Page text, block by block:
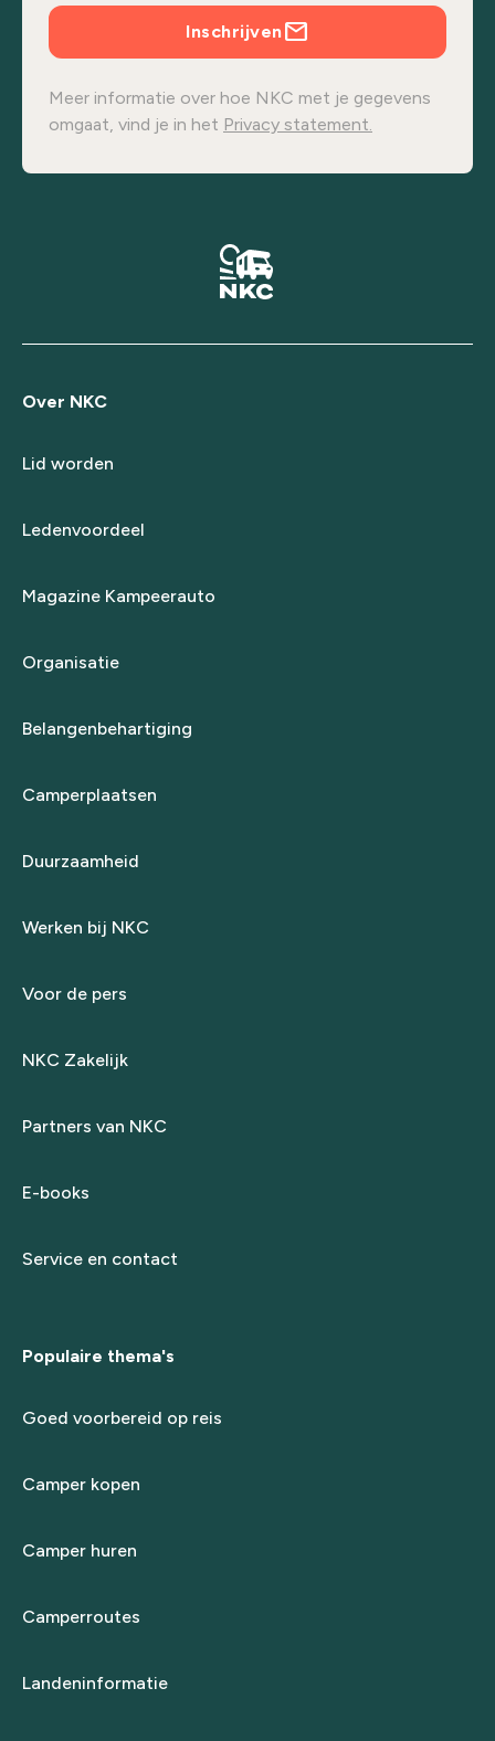
Inschrijven
Meer informatie over hoe NKC met je gegevens
omgaat, vind je in het Privacy statement.
Over NKC
Lid worden
Ledenvoordeel
Magazine Kampeerauto
Organisatie
Belangenbehartiging
Camperplaatsen
Duurzaamheid
Werken bij NKC
Voor de pers
NKC Zakelijk
Partners van NKC
E-books
Service en contact
Populaire thema's
Goed voorbereid op reis
Camper kopen
Camper huren
Camperroutes
Landeninformatie